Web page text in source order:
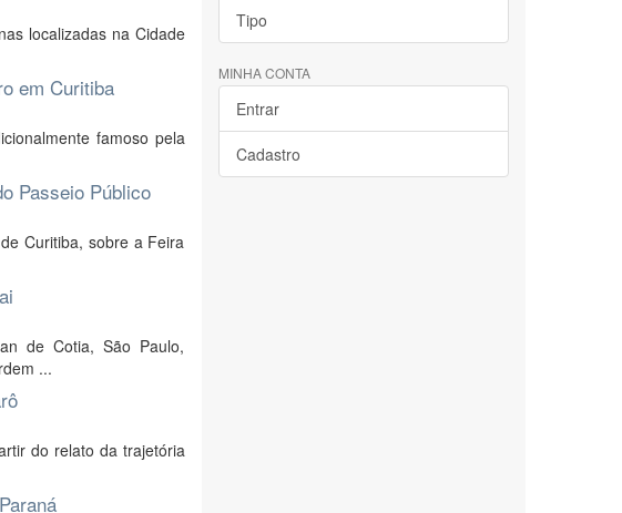
localizadas na Cidade
em Curitiba
famoso pela
Passeio Público
Curitiba, sobre a Feira
de Cotia, São Paulo,
...
do relato da trajetória
Tipo
MINHA CONTA
Entrar
Cadastro